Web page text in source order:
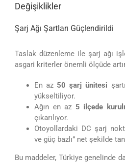
Değişiklikler
Şarj Ağı Şartları Güçlendirildi
Taslak düzenleme ile şarj ağı
asgari kriterler önemli ölçüde
En az 50 şarj ünitesi
yükseltiliyor.
Ağın en az 5 ilçede
çıkarılıyor.
Otoyollardaki DC şarj
ve güç bazlı” net şekilde
Bu maddeler, Türkiye genelinde